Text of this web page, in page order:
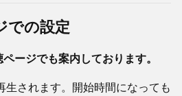
での設定
ージでも案内しております。
生されます。開始時間になっても